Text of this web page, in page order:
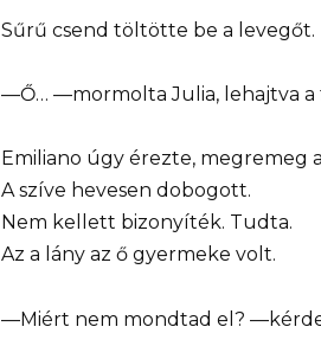
Sűrű csend töltötte be a levegőt.
—Ő… —mormolta Julia, lehajtva a
Emiliano úgy érezte, megremeg
A szíve hevesen dobogott.
Nem kellett bizonyíték. Tudta.
Az a lány az ő gyermeke volt.
—Miért nem mondtad el?